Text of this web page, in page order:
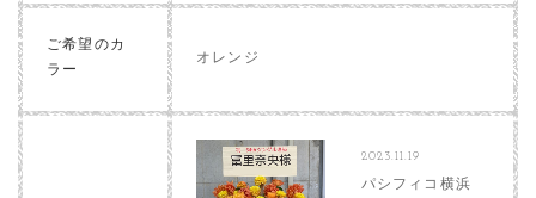
ご希望のカ
ラー
オレンジ
2023.11.19
パシフィコ横浜